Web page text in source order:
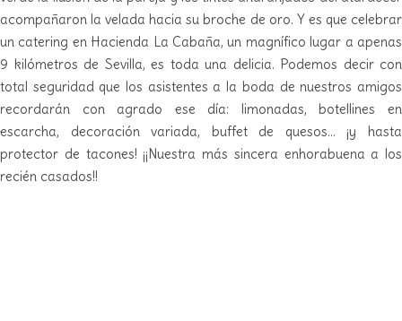
acompañaron la velada hacia su broche de oro. Y es que celebrar
un catering en Hacienda La Cabaña, un magnífico lugar a apenas
9 kilómetros de Sevilla, es toda una delicia. Podemos decir con
total seguridad que los asistentes a la boda de nuestros amigos
recordarán con agrado ese día: limonadas, botellines en
escarcha, decoración variada, buffet de quesos… ¡y hasta
protector de tacones! ¡¡Nuestra más sincera enhorabuena a los
recién casados!!